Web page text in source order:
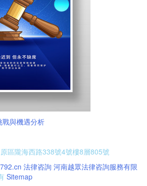
與機遇分析
區隴海西路338號4號樓8層805號
法律咨詢 河南越眾法律咨詢服務有限
Sitemap